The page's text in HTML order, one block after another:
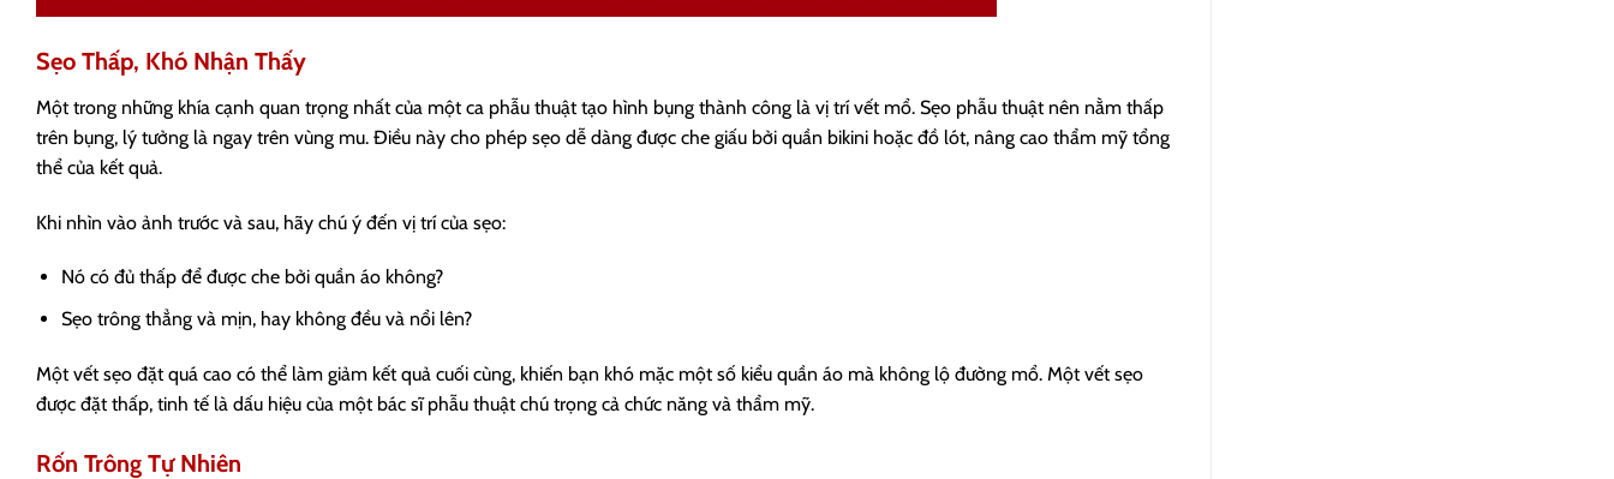
Sẹo Thấp, Khó Nhận Thấy
Một trong những khía cạnh quan trọng nhất của một ca phẫu thuật tạo hình bụng thành công là vị trí vết mổ. Sẹo phẫu thuật nên nằm thấp
trên bụng, lý tưởng là ngay trên vùng mu. Điều này cho phép sẹo dễ dàng được che giấu bởi quần bikini hoặc đồ lót, nâng cao thẩm mỹ tổng
thể của kết quả.
Khi nhìn vào ảnh trước và sau, hãy chú ý đến vị trí của sẹo:
Nó có đủ thấp để được che bởi quần áo không?
Sẹo trông thẳng và mịn, hay không đều và nổi lên?
Một vết sẹo đặt quá cao có thể làm giảm kết quả cuối cùng, khiến bạn khó mặc một số kiểu quần áo mà không lộ đường mổ. Một vết sẹo
được đặt thấp, tinh tế là dấu hiệu của một bác sĩ phẫu thuật chú trọng cả chức năng và thẩm mỹ.
Rốn Trông Tự Nhiên